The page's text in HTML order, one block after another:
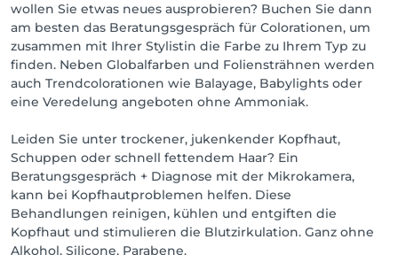
wollen Sie etwas neues ausprobieren? Buchen Sie dann
am besten das Beratungsgespräch für Colorationen, um
zusammen mit Ihrer Stylistin die Farbe zu Ihrem Typ zu
finden. Neben Globalfarben und Foliensträhnen werden
auch Trendcolorationen wie Balayage, Babylights oder
eine Veredelung angeboten ohne Ammoniak.
Leiden Sie unter trockener, jukenkender Kopfhaut,
Schuppen oder schnell fettendem Haar? Ein
Beratungsgespräch + Diagnose mit der Mikrokamera,
kann bei Kopfhautproblemen helfen. Diese
Behandlungen reinigen, kühlen und entgiften die
Kopfhaut und stimulieren die Blutzirkulation. Ganz ohne
Alkohol, Silicone, Parabene.